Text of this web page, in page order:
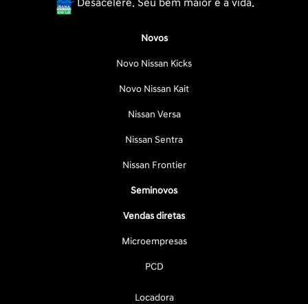
Novos
Novo Nissan Kicks
Novo Nissan Kait
Nissan Versa
Nissan Sentra
Nissan Frontier
Seminovos
Vendas diretas
Microempresas
PCD
Locadora